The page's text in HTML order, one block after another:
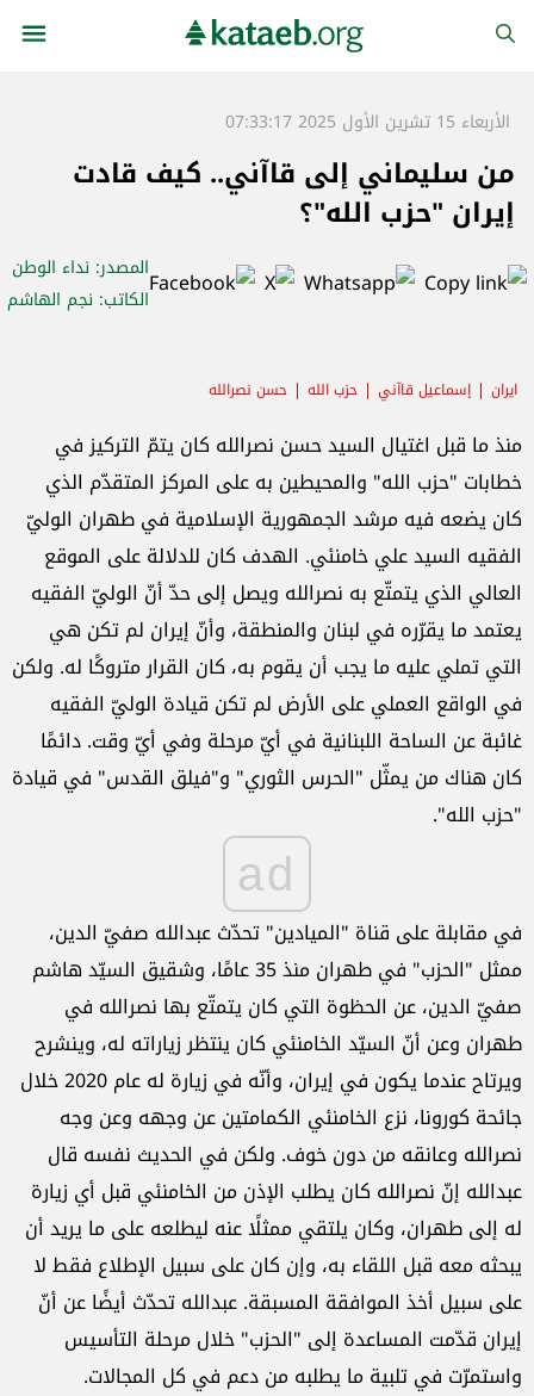
الأربعاء 15 تشرين الأول 2025 07:33:17
من سليماني إلى قاآني.. كيف قادت
إيران "حزب الله"؟
المصدر: نداء الوطن
الكاتب: نجم الهاشم
ايران إسماعيل قاآني حزب الله حسن نصرالله
منذ ما قبل اغتيال السيد حسن نصرالله كان يتمّ التركيز في
خطابات "حزب الله" والمحيطين به على المركز المتقدّم الذي
كان يضعه فيه مرشد الجمهورية الإسلامية في طهران الوليّ
الفقيه السيد علي خامنئي. الهدف كان للدلالة على الموقع
العالي الذي يتمتّع به نصرالله ويصل إلى حدّ أنّ الوليّ الفقيه
يعتمد ما يقرّره في لبنان والمنطقة، وأنّ إيران لم تكن هي
التي تملي عليه ما يجب أن يقوم به، كان القرار متروكًا له. ولكن
في الواقع العملي على الأرض لم تكن قيادة الوليّ الفقيه
غائبة عن الساحة اللبنانية في أيّ مرحلة وفي أيّ وقت. دائمًا
كان هناك من يمثّل "الحرس الثوري" و"فيلق القدس" في قيادة
"حزب الله".
ad
في مقابلة على قناة "الميادين" تحدّث عبدالله صفيّ الدين،
ممثل "الحزب" في طهران منذ 35 عامًا، وشقيق السيّد هاشم
صفيّ الدين، عن الحظوة التي كان يتمتّع بها نصرالله في
طهران وعن أنّ السيّد الخامنئي كان ينتظر زياراته له، وينشرح
ويرتاح عندما يكون في إيران، وأنّه في زيارة له عام 2020 خلال
جائحة كورونا، نزع الخامنئي الكمامتين عن وجهه وعن وجه
نصرالله وعانقه من دون خوف. ولكن في الحديث نفسه قال
عبدالله إنّ نصرالله كان يطلب الإذن من الخامنئي قبل أي زيارة
له إلى طهران، وكان يلتقي ممثلًا عنه ليطلعه على ما يريد أن
يبحثه معه قبل اللقاء به، وإن كان على سبيل الإطلاع فقط لا
على سبيل أخذ الموافقة المسبقة. عبدالله تحدّث أيضًا عن أنّ
إيران قدّمت المساعدة إلى "الحزب" خلال مرحلة التأسيس
واستمرّت في تلبية ما يطلبه من دعم في كل المجالات.